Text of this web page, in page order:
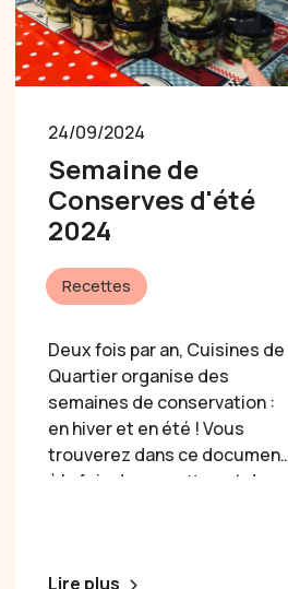
24/09/2024
Semaine de
Conserves d'été
2024
Recettes
Deux fois par an, Cuisines de
Quartier organise des
semaines de conservation :
en hiver et en été ! Vous
trouverez dans ce document
à la fois des recettes et des
Lire plus